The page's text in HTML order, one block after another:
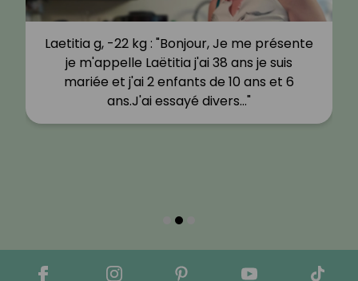
Laetitia g, -22 kg : "Bonjour, Je me présente
je m'appelle Laëtitia j'ai 38 ans je suis
mariée et j'ai 2 enfants de 10 ans et 6
ans.J'ai essayé divers…"